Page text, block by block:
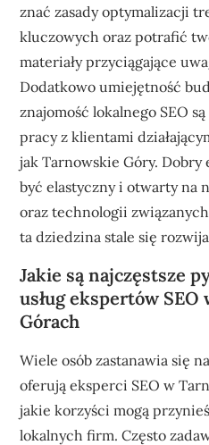
znać zasady optymalizacji
kluczowych oraz potrafić
materiały przyciągające
Dodatkowo umiejętność
znajomość lokalnego SEO
pracy z klientami
jak Tarnowskie Góry.
być elastyczny i otwarty na
oraz technologii
ta dziedzina stale się
Jakie są najczęstsze
usług ekspertów
Górach
Wiele osób zastanawia się
oferują eksperci SEO w
jakie korzyści mogą
lokalnych firm. Często